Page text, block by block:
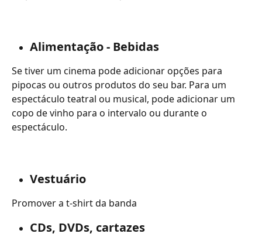
Alimentação - Bebidas
Se tiver um cinema pode adicionar opções para
pipocas ou outros produtos do seu bar. Para um
espectáculo teatral ou musical, pode adicionar um
copo de vinho para o intervalo ou durante o
espectáculo.
Vestuário
Promover a t-shirt da banda
CDs, DVDs, cartazes